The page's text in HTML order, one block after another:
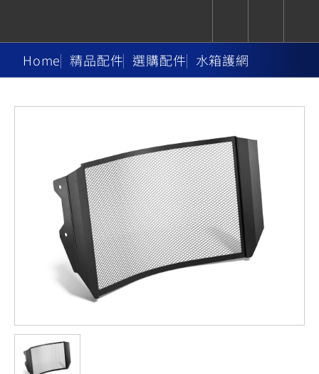
Naked
Heritage
YZF-R9
550+
YZF-R7
550+
YZF-R3
251~549
MT-
09
Y-
AMT
550+
MT-
09
550+
07
07
550+
FashionAdventureFamily
TMAX
550+
XMAX
251~549
NMAX
150
CYGNUS
XR
150
CYGNUS
X
Limi
125
Vinoora
125
BW'S
125
PW50
CUXiE
追蹤愛車
我的愛車 瀏覽紀錄
Home 精品配件 選購配件 水箱護網